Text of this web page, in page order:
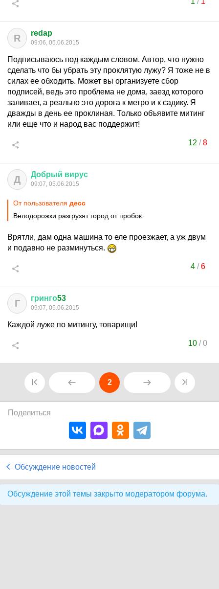
R redap
09:06, 05.06.2015
Подписываюсь под каждым словом. Автор, что нужно
сделать что бы убрать эту проклятую лужу? Я тоже не в
силах ее обходить. Может вы организуете сбор
подписей, ведь это проблема не дома, заезд которого
заливает, а реально это дорога к метро и к садику. Я
дважды в день ее проклиная. Только объявите митинг
или еще что и народ вас поддержит!
12 /8
Д Добрый вирус
09:07, 05.06.2015
От пользователя десс
Велодорожки разгрузят город от пробок.
Врятли, дам одна машина то еле проезжает, а уж двум
и подавно не разминуться.
4/6
Г гринго53
09:07, 05.06.2015
Каждой луже по митингу, товарищи!
10 /0
2
Поделиться
Обсуждение новостей
Обсуждение этой темы закрыто модератором форума.